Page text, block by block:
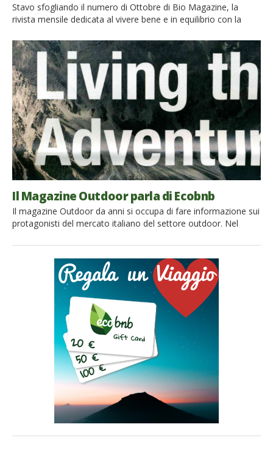
Stavo sfogliando il numero di Ottobre di Bio Magazine, la
rivista mensile dedicata al vivere bene e in equilibrio con la
benessere e all’alimentazione, ma sfogliando la sezione
dedicata ai viaggi ho scoperto con piacere questo breve
articolo dedicato a Ecobnb, la piattaforma dell’ospitalità
sostenibile. Anche […]
Il Magazine Outdoor parla di Ecobnb
Il magazine Outdoor da anni si occupa di fare informazione sui
protagonisti del mercato italiano del settore outdoor. Nel
nostra proposta “Adotta un turista“, un contest per viaggiare
gratis! Ecco cosa scrivono su di noi sul magazine Outdoor: C’è
chi pensa che viaggiare eco-sostenibile […]